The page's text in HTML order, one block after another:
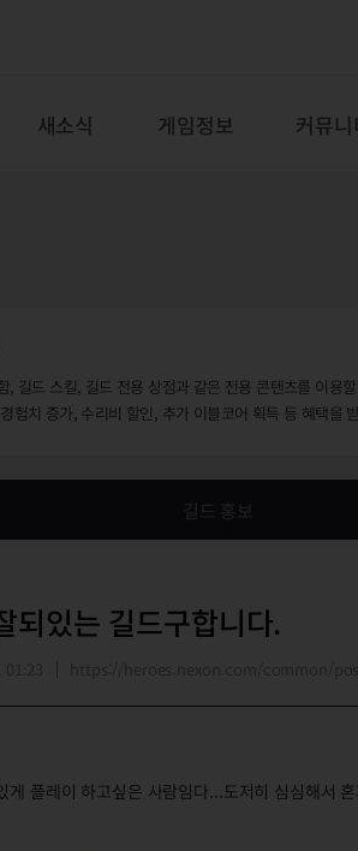
새소식 게임정보 커뮤니
, 길드 스킬, 길드 전용 상점과 같은 전용 콘텐츠를 이용
험치 증가, 수리비 할인, 추가 이블코어 획득 등 혜택을
되있는 길드구합니다.
게 플레이 하고싶은 사람임다...도저히 심심해서